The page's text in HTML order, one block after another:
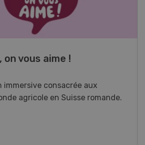
Aquaculture
poissons ou songez à le faire?
du savoir nécessaire. Si